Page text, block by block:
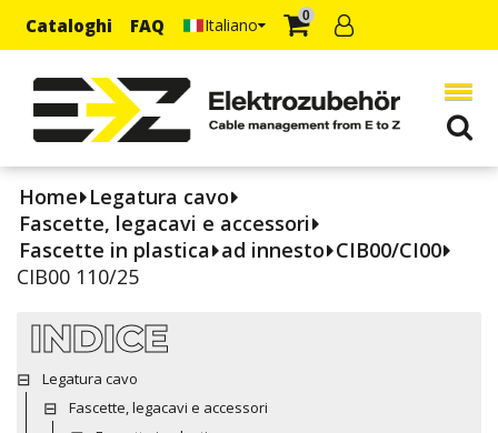
Cataloghi FAQ Italiano 0
Home Legatura cavo
Fascette, legacavi e accessori
Fascette in plastica ad innesto CIB00/CI00
CIB00 110/25
INDICE
Legatura cavo
Fascette, legacavi e accessori